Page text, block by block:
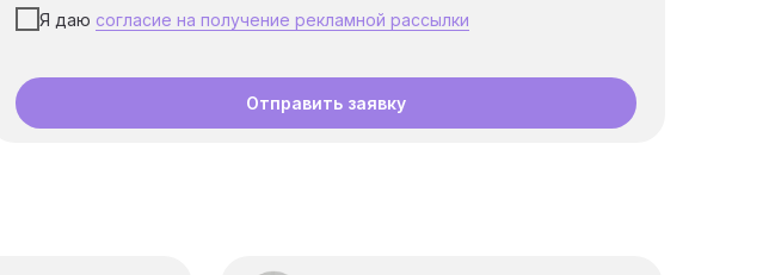
Я даю согласие на получение рекламной рассылки
Отправить заявку